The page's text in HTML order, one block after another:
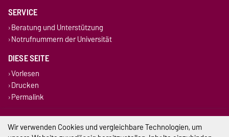
SERVICE
Beratung und Unterstützung
Notrufnummern der Universität
DIESE SEITE
Vorlesen
Drucken
Permalink
Impressum
Wir verwenden Cookies und vergleichbare Technologien, um